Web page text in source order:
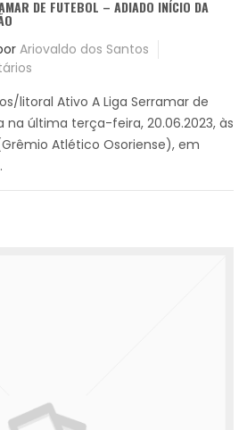
DE FUTEBOL – ADIADO INÍCIO DA
Ariovaldo dos Santos
litoral Ativo A Liga Serramar de
na última terça-feira, 20.06.2023, às
Atlético Osoriense), em